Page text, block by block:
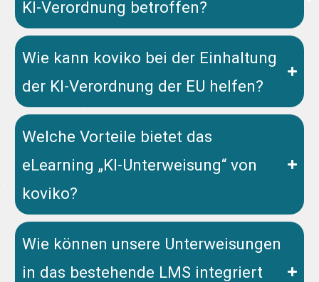
KI-Verordnung betroffen?
Wie kann koviko bei der Einhaltung
der KI-Verordnung der EU helfen?
Welche Vorteile bietet das
eLearning „KI-Unterweisung“ von
koviko?
Wie können unsere Unterweisungen
in das bestehende LMS integriert